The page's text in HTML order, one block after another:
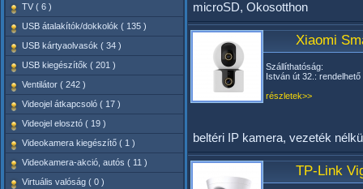
TV ( 6 )
USB átalakítók/dokkolók ( 135 )
USB kártyaolvasók ( 34 )
USB kiegészítők ( 201 )
Ventilátor ( 242 )
Videojel átkapcsoló ( 17 )
Videojel elosztó ( 19 )
Videokamera kiegészítő ( 1 )
Videokamera-akció, autós ( 11 )
Virtuális valóság ( 0 )
microSD, Okosotthon
Xiaomi
Szállíthatóság:
István út 32.: rendelhető
részletek>>
beltéri IP kamera, vezeték
TP-Link